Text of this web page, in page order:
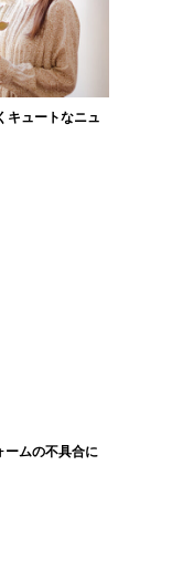
キュートなニュ
ームの不具合に